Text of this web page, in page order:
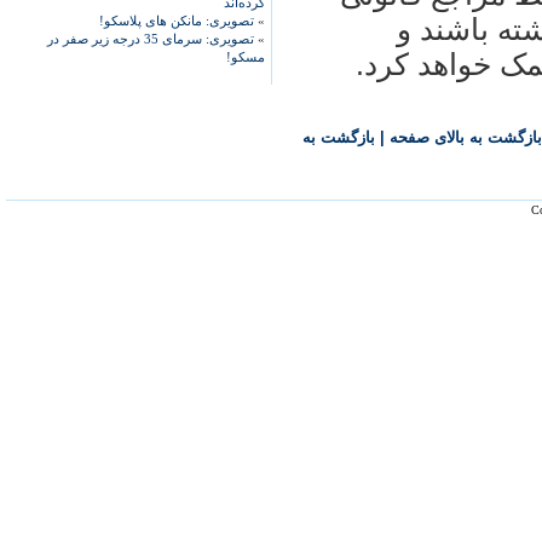
» تصویری: مانکن های پلاسکو!
»
تصویری: سرمای 35 درجه زیر صفر در
مسکو!
باشند و
خواهد کرد.
بازگشت به بالای صفحه بازگشت به